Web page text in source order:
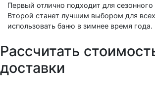
Первый отлично подходит для сезонного
Второй станет лучшим выбором для
использовать баню в зимнее время года.
Рассчитать
доставки